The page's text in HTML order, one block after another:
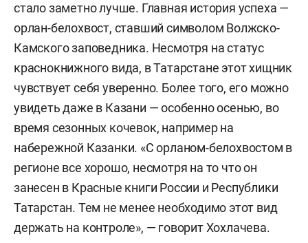
стало заметно лучше. Главная история успеха —
орлан-белохвост, ставший символом Волжско-
Камского заповедника. Несмотря на статус
краснокнижного вида, в Татарстане этот хищник
чувствует себя уверенно. Более того, его можно
увидеть даже в Казани — особенно осенью, во
время сезонных кочевок, например на
набережной Казанки. «С орланом-белохвостом в
регионе все хорошо, несмотря на то что он
занесен в Красные книги России и Республики
Татарстан. Тем не менее необходимо этот вид
держать на контроле», — говорит Хохлачева.